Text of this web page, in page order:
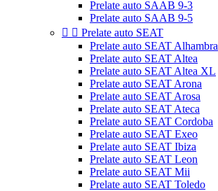
Prelate auto SAAB 9-3
Prelate auto SAAB 9-5
  Prelate auto SEAT
Prelate auto SEAT Alhambra
Prelate auto SEAT Altea
Prelate auto SEAT Altea XL
Prelate auto SEAT Arona
Prelate auto SEAT Arosa
Prelate auto SEAT Ateca
Prelate auto SEAT Cordoba
Prelate auto SEAT Exeo
Prelate auto SEAT Ibiza
Prelate auto SEAT Leon
Prelate auto SEAT Mii
Prelate auto SEAT Toledo